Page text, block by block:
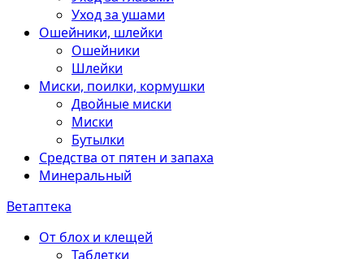
Уход за ушами
Ошейники, шлейки
Ошейники
Шлейки
Миски, поилки, кормушки
Двойные миски
Миски
Бутылки
Средства от пятен и запаха
Минеральный
Ветаптека
От блох и клещей
Таблетки